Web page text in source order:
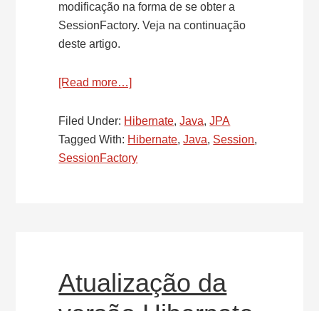
modificação na forma de se obter a
SessionFactory. Veja na continuação
deste artigo.
[Read more…]
da
versão
Hibernate
SessionFactory
Filed Under: Hibernate,Java,JPA
Tagged With: Hibernate,Java, Session,
SessionFactory
Atualização da